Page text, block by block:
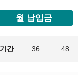
월 납입금
기간 36 48